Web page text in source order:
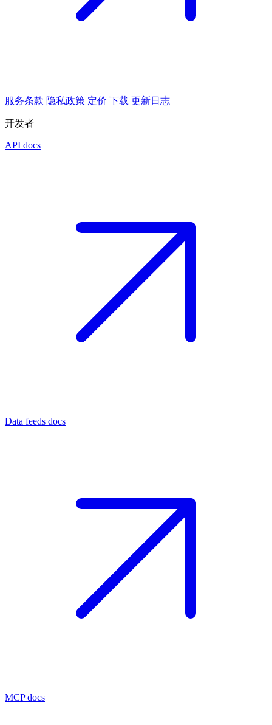
服务条款 隐私政策 定价 下载 更新日志
开发者
API docs
Data feeds docs
MCP docs